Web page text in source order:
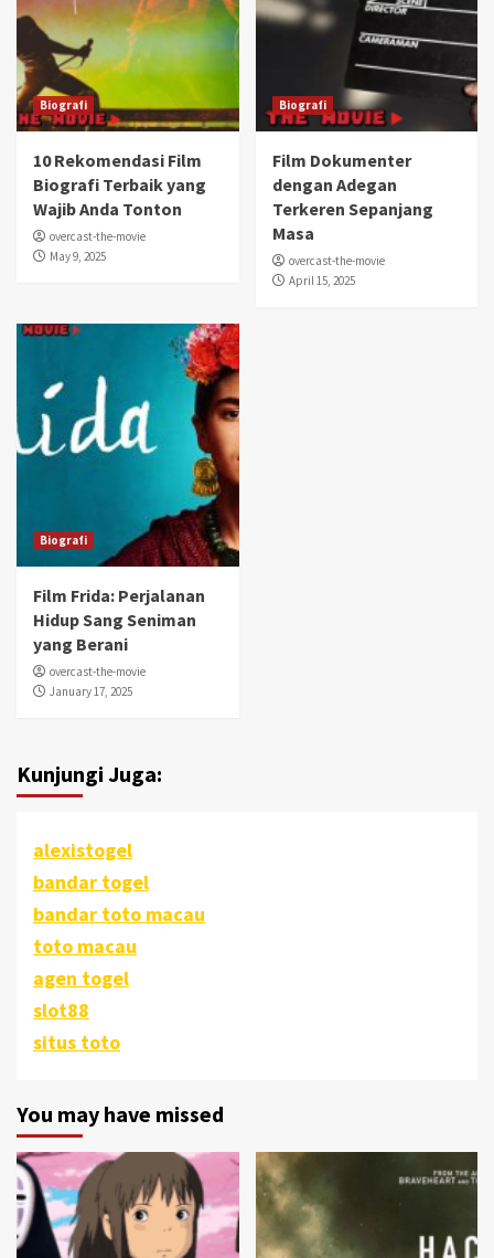
Biografi
10 Rekomendasi Film
Biografi Terbaik yang
Wajib Anda Tonton
overcast-the-movie
May 9, 2025
Biografi
Film Dokumenter
dengan Adegan
Terkeren Sepanjang
Masa
overcast-the-movie
April 15, 2025
Biografi
Film Frida: Perjalanan
Hidup Sang Seniman
yang Berani
overcast-the-movie
January 17, 2025
Kunjungi Juga:
alexistogel
bandar togel
bandar toto macau
toto macau
agen togel
slot88
situs toto
You may have missed